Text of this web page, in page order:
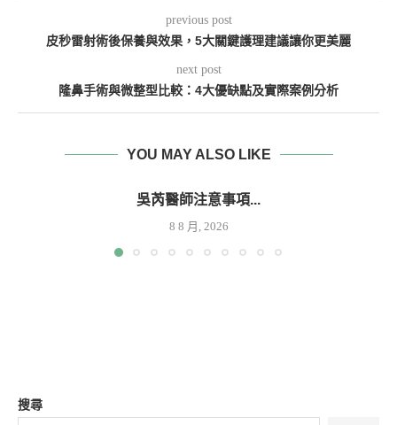
previous post
皮秒雷射術後保養與效果，5大關鍵護理建議讓你更美麗
next post
隆鼻手術與微整型比較：4大優缺點及實際案例分析
YOU MAY ALSO LIKE
吳芮醫師注意事項...
8 8 月, 2026
搜尋